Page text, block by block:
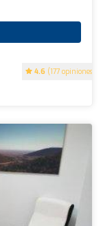
4.6 (177 opiniones)